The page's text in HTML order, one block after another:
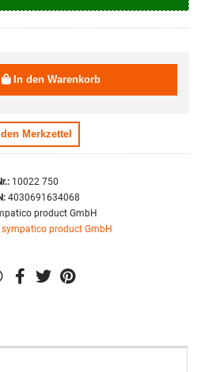
16,00 EUR
In den Warenkorb
Merkzettel
10022 750
4030691634068
product GmbH
sympatico product GmbH